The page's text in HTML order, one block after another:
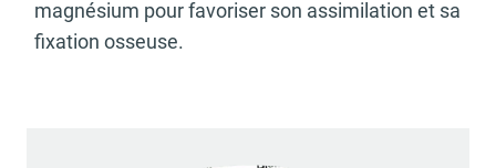
magnésium pour favoriser son assimilation et sa
fixation osseuse.